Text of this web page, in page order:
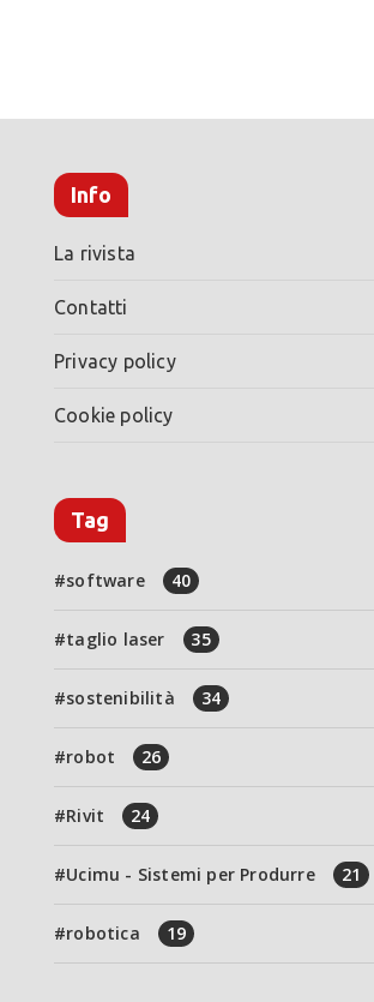
Info
La rivista
Contatti
Privacy policy
Cookie policy
Tag
software 40
taglio laser 35
sostenibilità 34
robot 26
Rivit 24
Ucimu - Sistemi per Produrre 21
robotica 19